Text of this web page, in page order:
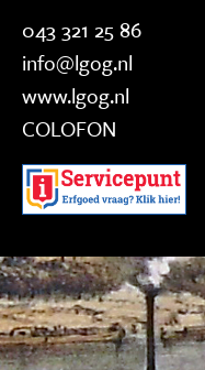
043 321 25 86
info@lgog.nl
www.lgog.nl
COLOFON